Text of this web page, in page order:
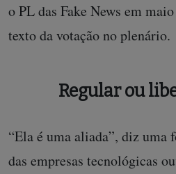
o PL das Fake News em
texto da votação no plenário.
Regular ou
“Ela é uma aliada”, diz uma
das empresas tecnológicas